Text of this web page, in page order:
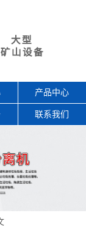
产品中心
联系我们